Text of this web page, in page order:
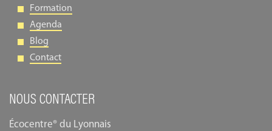
Formation
Agenda
Blog
Contact
NOUS CONTACTER
Écocentre® du Lyonnais